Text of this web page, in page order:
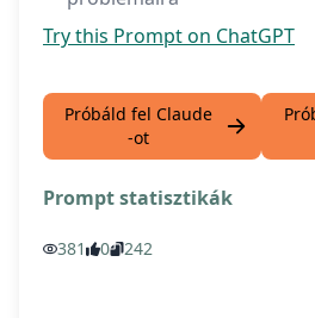
Try this Prompt on ChatGPT
Próbáld fel Claude
-ot
Prompt statisztikák
381 0 242